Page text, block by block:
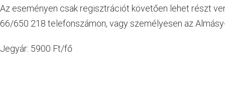
Az eseményen csak regisztrációt követően lehet részt
66/650 218 telefonszámon, vagy személyesen az
Jegyár: 5900 Ft/fő